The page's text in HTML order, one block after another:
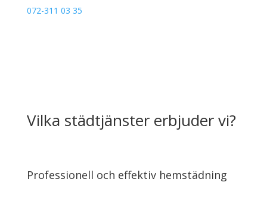
072-311 03 35
Vilka städtjänster erbjuder vi?
Professionell och effektiv hemstädning